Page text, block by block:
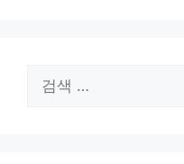
색: